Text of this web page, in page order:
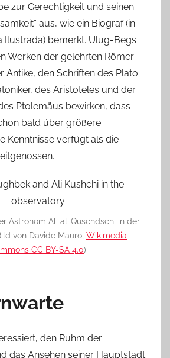
zur Gerechtigkeit und seinen
aus, wie ein Biograf (in
Ilustrada) bemerkt. Ulug-Begs
Werken der gelehrten Römer
Antike, den Schriften des Plato
des Aristoteles und der
Ptolemäus bewirken, dass
bald über größere
Kenntnisse verfügt als die
Astronom Ali al-Quschdschi in der
von Davide Mauro, Wikimedia
CC BY-SA 4.0)
den Ruhm der
das Ansehen seiner Hauptstadt